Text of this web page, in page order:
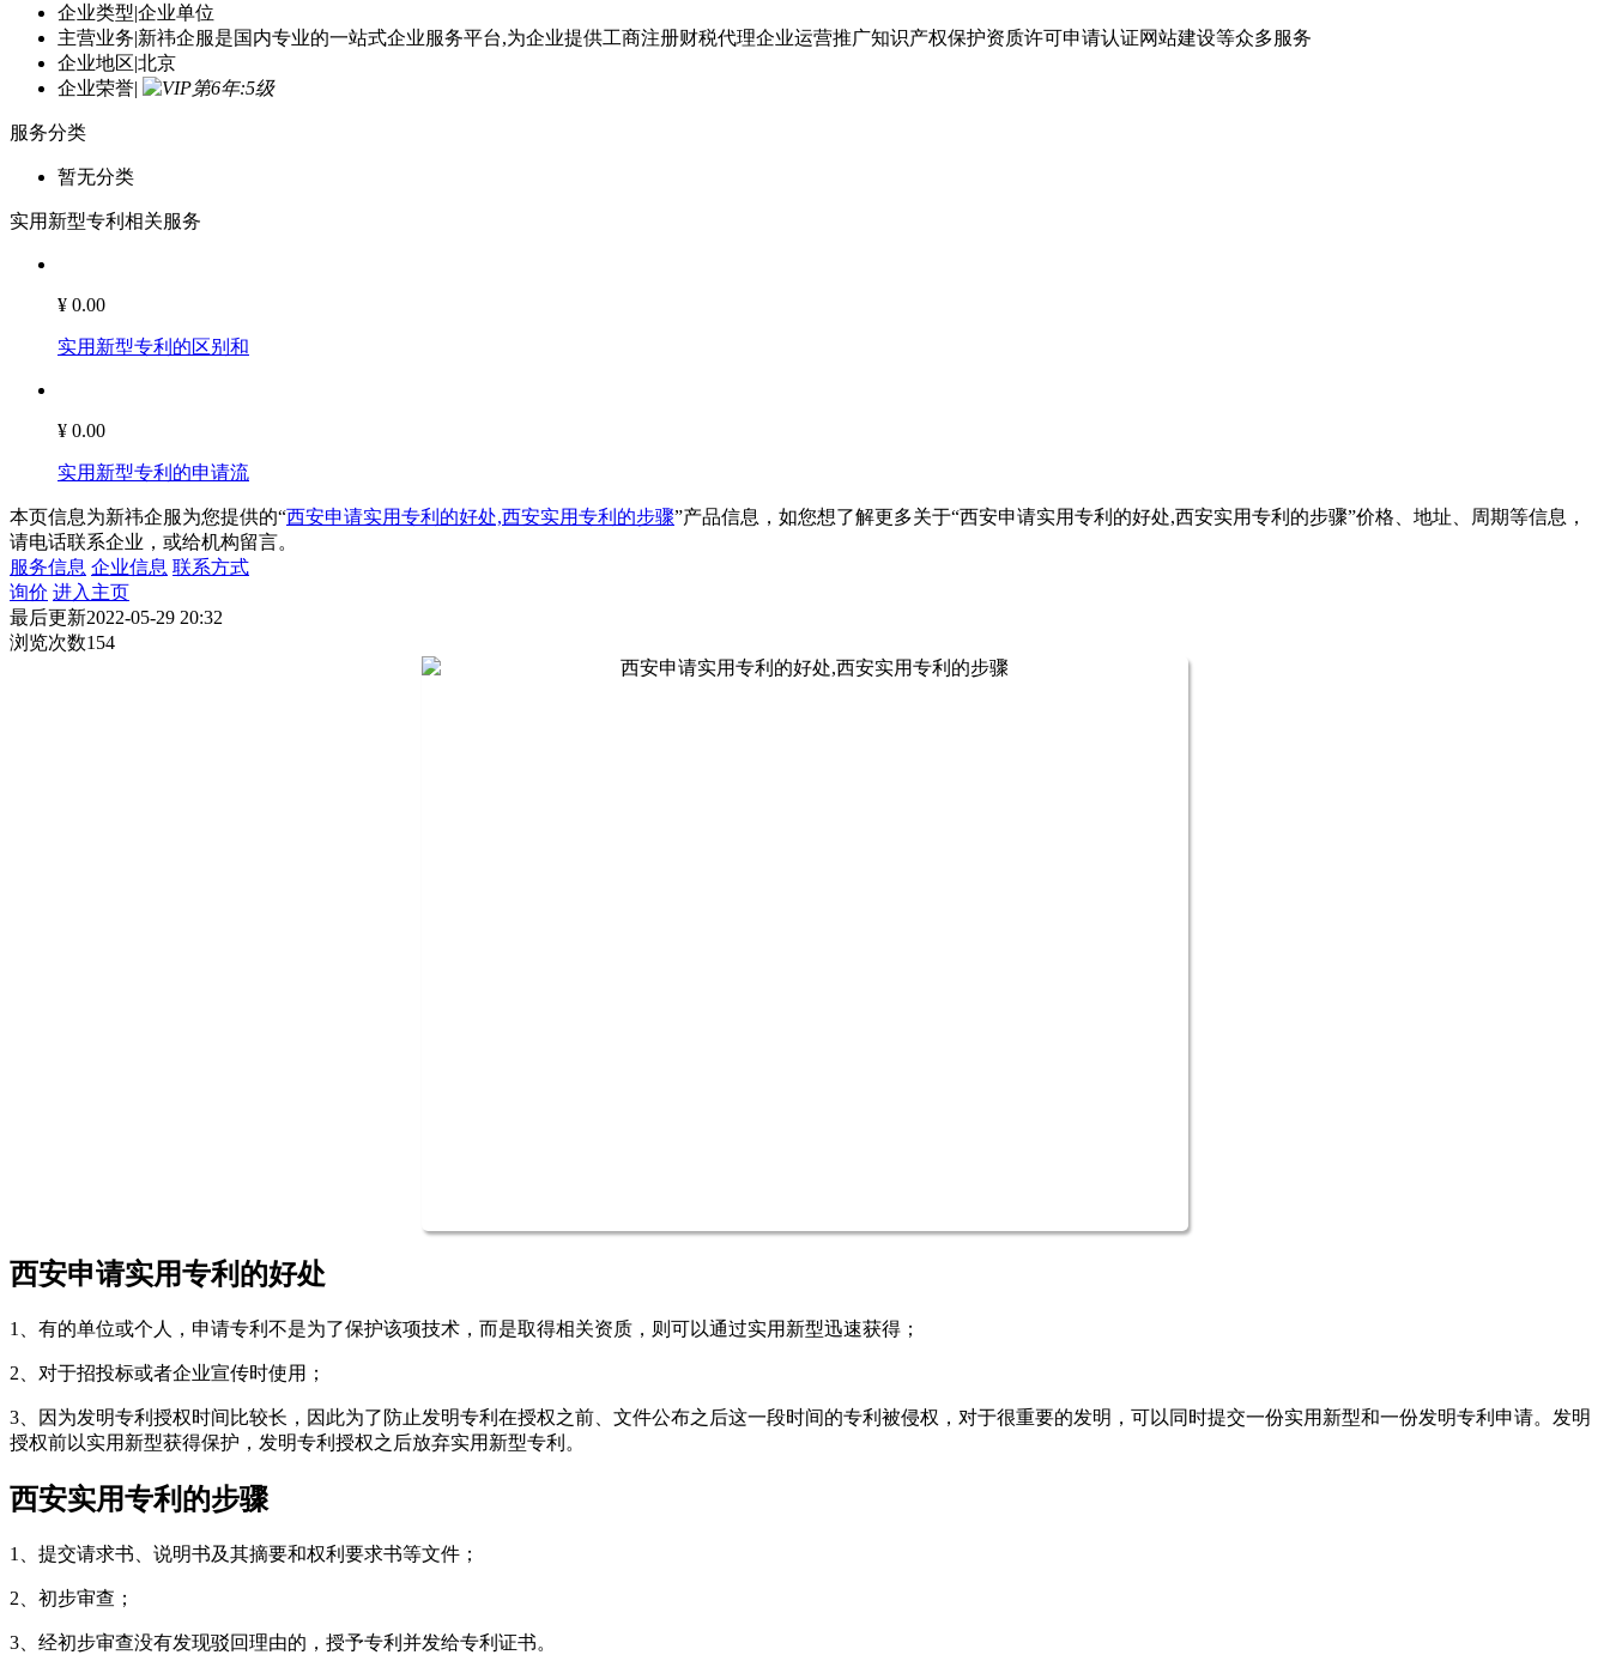
企业类型|企业单位
主营业务|新祎企服是国内专业的一站式企业服务平台,为企业提供工商注册财税代理企业运营推广知识产权保护资质许可申请认证网站建设等众多服务
企业地区|北京
企业荣誉|
服务分类
暂无分类
实用新型专利相关服务
¥ 0.00
实用新型专利的区别和
¥ 0.00
实用新型专利的申请流
本页信息为新祎企服为您提供的“西安申请实用专利的好处,西安实用专利的步骤”产品信息，如您想了解更多关于“西安申请实用专利的好处,西安实用专利的步骤”价格、地址、周期等信息，
请电话联系企业，或给机构留言。
服务信息 企业信息 联系方式
询价 进入主页
最后更新2022-05-29 20:32
浏览次数154
西安申请实用专利的好处
1、有的单位或个人，申请专利不是为了保护该项技术，而是取得相关资质，则可以通过实用新型迅速获得；
2、对于招投标或者企业宣传时使用；
3、因为发明专利授权时间比较长，因此为了防止发明专利在授权之前、文件公布之后这一段时间的专利被侵权，对于很重要的发明，可以同时提交一份实用新型和一份发明专利申请。发明
授权前以实用新型获得保护，发明专利授权之后放弃实用新型专利。
西安实用专利的步骤
1、提交请求书、说明书及其摘要和权利要求书等文件；
2、初步审查；
3、经初步审查没有发现驳回理由的，授予专利并发给专利证书。